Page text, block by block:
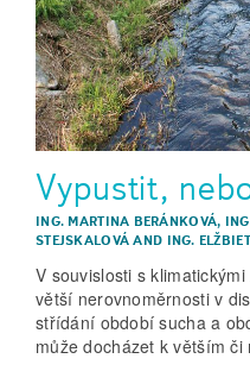
Vypustit,
ING. MARTINA BERÁNKOVÁ,
STEJSKALOVÁ AND ING.
V souvislosti s
větší nerovnoměrnosti v
střídání období sucha a
může docházet k větším